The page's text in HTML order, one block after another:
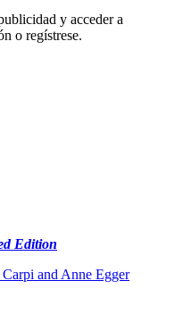
y acceder a
o regístrese.
Edition
and Anne Egger